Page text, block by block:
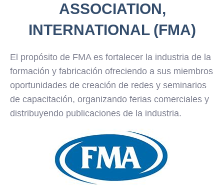
ASSOCIATION,
INTERNATIONAL (FMA)
El propósito de FMA es fortalecer la industria de la
formación y fabricación ofreciendo a sus miembros
oportunidades de creación de redes y seminarios
de capacitación, organizando ferias comerciales y
distribuyendo publicaciones de la industria.